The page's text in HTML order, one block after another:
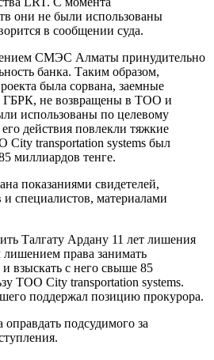
они не были использованы
в сообщении суда.
СМЭС Алматы принудительно
банка. Таким образом,
была сорвана, заемные
ГБРК, не возвращены в ТОО и
использованы по целевому
действия повлекли тяжкие
City transportation systems был
миллиардов тенге.
показаниями свидетелей,
специалистов, материалами
Талгату Ардану 11 лет лишения
права занимать
взыскать с него свыше 85
ТОО City transportation systems.
поддержал позицию прокурора.
подсудимого за